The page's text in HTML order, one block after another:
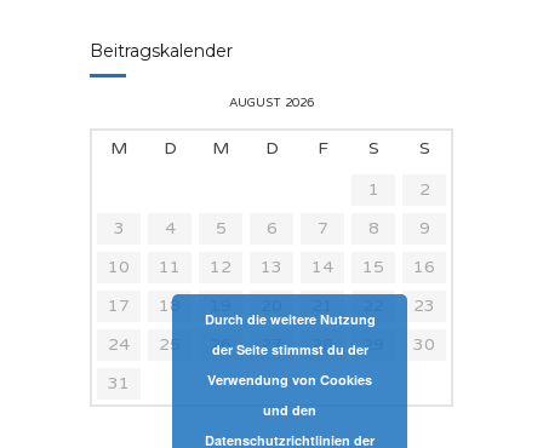
Beitragskalender
AUGUST 2026
M D M D F S
S
1
2
3
4 5 6 7 8
9
10
11 12 13 14 15
16
17
18
23
24
25 26 27 28 29
30
31
Durch die weitere Nutzung
der Seite stimmst du der
Verwendung von Cookies
und den
Datenschutzrichtlinien der